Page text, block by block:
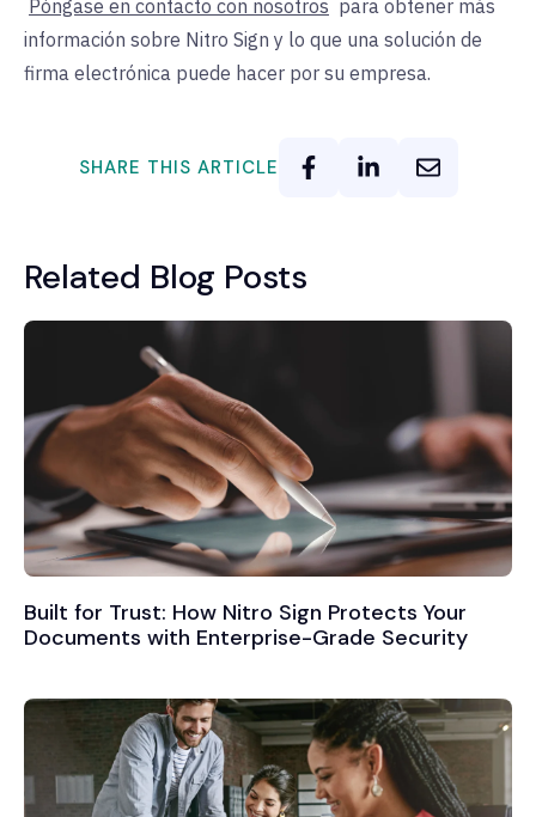
Póngase en contacto con nosotros para obtener más
información sobre Nitro Sign y lo que una solución de
firma electrónica puede hacer por su empresa.
SHARE THIS ARTICLE
Related Blog Posts
Built for Trust: How Nitro Sign Protects Your
Documents with Enterprise-Grade Security